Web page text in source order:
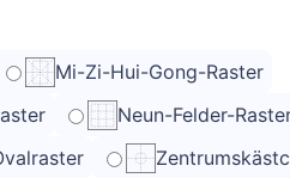
Mi-Zi-Hui-Gong-Raster
Neun-Felder-